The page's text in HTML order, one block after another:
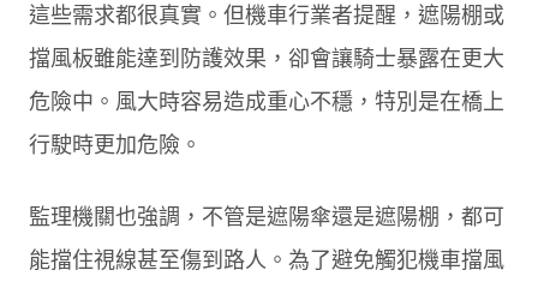
這些需求都很真實。但機車行業者提醒，遮陽棚或
擋風板雖能達到防護效果，卻會讓騎士暴露在更大
危險中。風大時容易造成重心不穩，特別是在橋上
行駛時更加危險。
監理機關也強調，不管是遮陽傘還是遮陽棚，都可
能擋住視線甚至傷到路人。為了避免觸犯機車擋風